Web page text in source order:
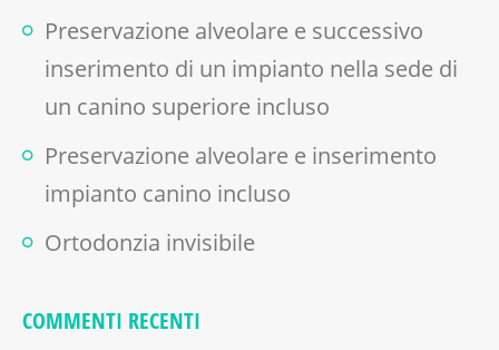
Preservazione alveolare e successivo
inserimento di un impianto nella sede di
un canino superiore incluso
Preservazione alveolare e inserimento
impianto canino incluso
Ortodonzia invisibile
COMMENTI RECENTI